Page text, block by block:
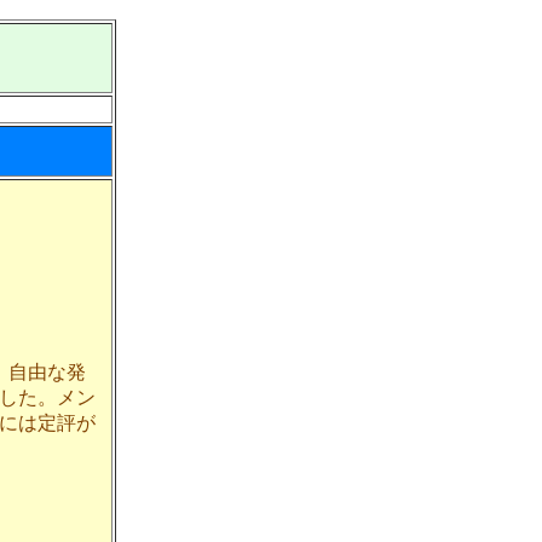
自由な発
た。メン
は定評が